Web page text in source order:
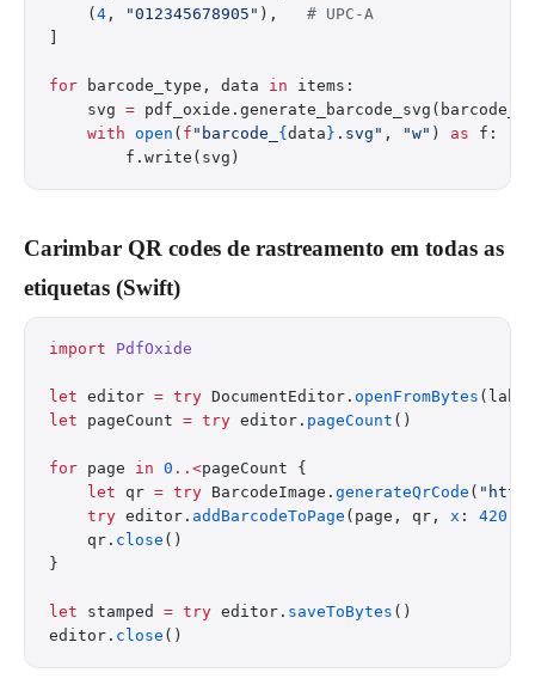
    (
4 , "012345678905" ), # UPC-A
for barcode_type, data in items:
    svg
=
    with
open ( f "barcode_ { data } .svg" , "w" ) as f:
        f.write(svg)
Carimbar QR codes de rastreamento em todas as
etiquetas (Swift)
import PdfOxide
let editor = try DocumentEditor. openFromBytes
let pageCount = try editor. pageCount ()
for page in 0 ..<pageCount {
    let
qr = try BarcodeImage. generateQrCode (
    try
editor. addBarcodeToPage (page, qr, x : 420
    qr.
close ()
}
let stamped = try editor. saveToBytes ()
editor. close ()